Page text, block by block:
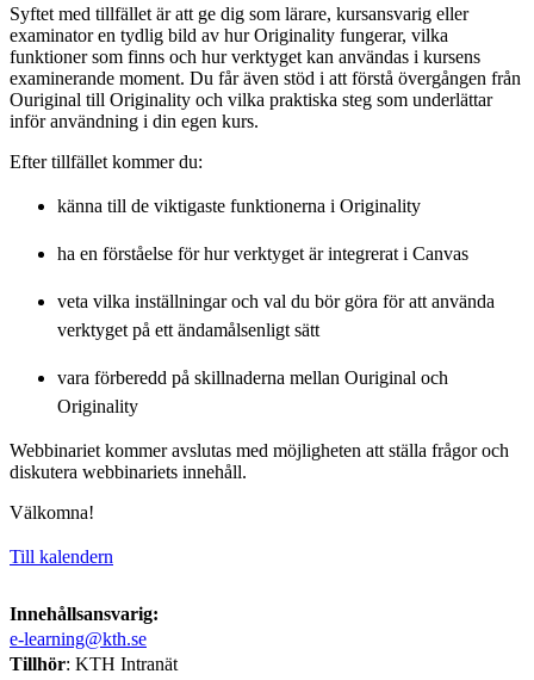
Syftet med tillfället är att ge dig som lärare, kursansvarig eller
examinator en tydlig bild av hur Originality fungerar, vilka
funktioner som finns och hur verktyget kan användas i kursens
examinerande moment. Du får även stöd i att förstå övergången från
Ouriginal till Originality och vilka praktiska steg som underlättar
inför användning i din egen kurs.
Efter tillfället kommer du:
känna till de viktigaste funktionerna i Originality
ha en förståelse för hur verktyget är integrerat i Canvas
veta vilka inställningar och val du bör göra för att använda
verktyget på ett ändamålsenligt sätt
vara förberedd på skillnaderna mellan Ouriginal och
Originality
Webbinariet kommer avslutas med möjligheten att ställa frågor och
diskutera webbinariets innehåll.
Välkomna!
Till kalendern
Innehållsansvarig:
e-learning@kth.se
Tillhör: KTH Intranät